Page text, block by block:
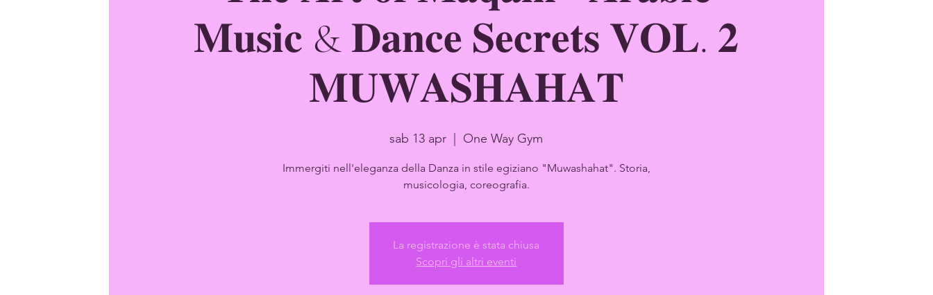
𝐌𝐮𝐬𝐢𝐜 & 𝐃𝐚𝐧𝐜𝐞 𝐒𝐞𝐜𝐫𝐞𝐭𝐬 𝐕𝐎𝐋. 𝟐
𝐌𝐔𝐖𝐀𝐒𝐇𝐀𝐇𝐀𝐓
sab 13 apr One Way Gym
Immergiti nell'eleganza della Danza in stile egiziano "Muwashahat". Storia,
musicologia, coreografia.
La registrazione è stata chiusa
Scopri gli altri eventi